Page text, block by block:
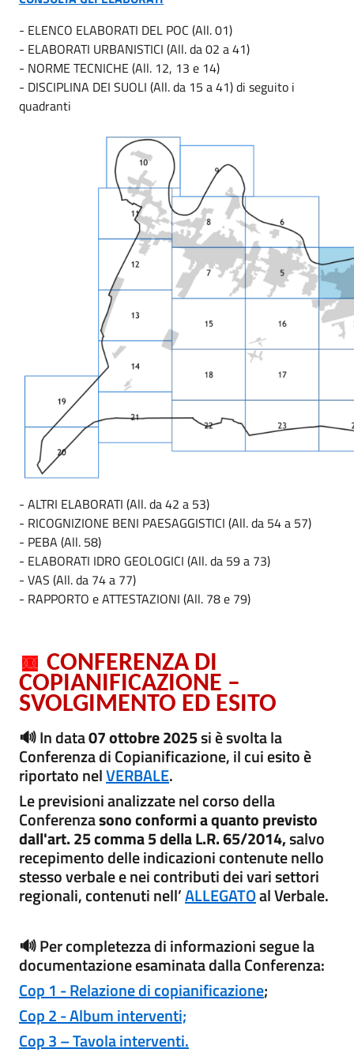
- ELENCO ELABORATI DEL POC (All. 01)
- ELABORATI URBANISTICI (All. da 02 a 41)
- NORME TECNICHE (All. 12, 13 e 14)
- DISCIPLINA DEI SUOLI (All. da 15 a 41) di seguito i
quadranti
- ALTRI ELABORATI (All. da 42 a 53)
- RICOGNIZIONE BENI PAESAGGISTICI (All. da 54 a 57)
- PEBA (All. 58)
- ELABORATI IDRO GEOLOGICI (All. da 59 a 73)
- VAS (All. da 74 a 77)
- RAPPORTO e ATTESTAZIONI (All. 78 e 79)
CONFERENZA DI
COPIANIFICAZIONE –
SVOLGIMENTO ED ESITO
🔊 In data07 ottobre 2025si è svolta la
Conferenza di Copianificazione, il cui esito è
riportato nelVERBALE.
Le previsioni analizzate nel corso della
Conferenzasono conformi a quanto previsto
dall'art. 25 comma 5 della L.R. 65/2014,salvo
recepimento delle indicazioni contenute nello
stesso verbale e nei contributi dei vari settori
regionali, contenuti nell’ALLEGATOal Verbale.
🔊 Per completezza di informazioni segue la
documentazione esaminata dalla Conferenza:
Cop 1 - Relazione di copianificazione;
Cop 2 - Album interventi;
Cop 3 – Tavola interventi.